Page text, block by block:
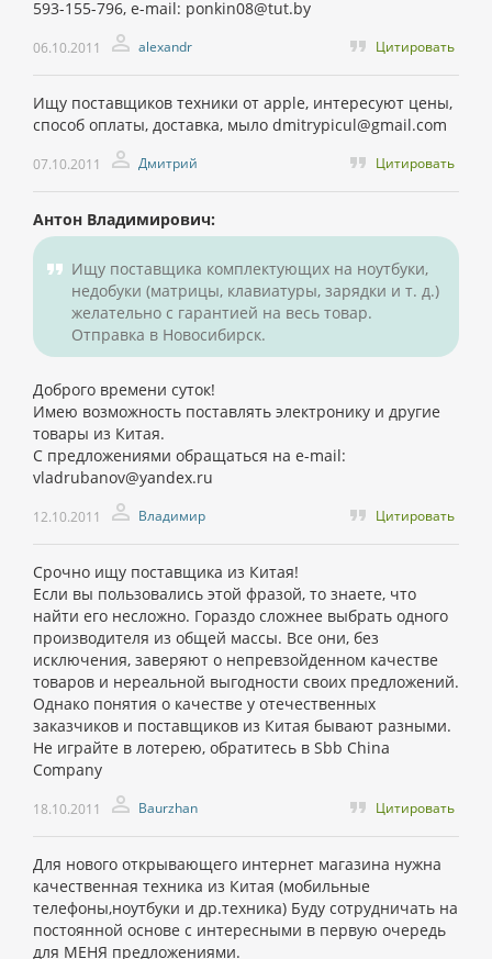
593-155-796, e-mail: ponkin08@tut.by
06.10.2011 alexandr Цитировать
Ищу поставщиков техники от apple, интересуют цены,
способ оплаты, доставка, мыло dmitrypicul@gmail.com
07.10.2011 Дмитрий Цитировать
Антон Владимирович:
Ищу поставщика комплектующих на ноутбуки,
недобуки (матрицы, клавиатуры, зарядки и т. д.)
желательно с гарантией на весь товар.
Отправка в Новосибирск.
Доброго времени суток!
Имею возможность поставлять электронику и другие
товары из Китая.
С предложениями обращаться на e-mail:
vladrubanov@yandex.ru
12.10.2011 Владимир Цитировать
Срочно ищу поставщика из Китая!
Если вы пользовались этой фразой, то знаете, что
найти его несложно. Гораздо сложнее выбрать одного
производителя из общей массы. Все они, без
исключения, заверяют о непревзойденном качестве
товаров и нереальной выгодности своих предложений.
Однако понятия о качестве у отечественных
заказчиков и поставщиков из Китая бывают разными.
Не играйте в лотерею, обратитесь в Sbb China
Company
18.10.2011 Baurzhan Цитировать
Для нового открывающего интернет магазина нужна
качественная техника из Китая (мобильные
телефоны,ноутбуки и др.техника) Буду сотрудничать на
постоянной основе с интересными в первую очередь
для МЕНЯ предложениями.